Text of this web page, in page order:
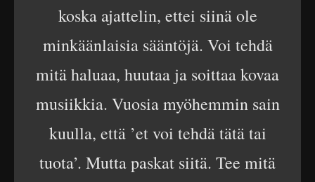
koska ajattelin, ettei siinä ole
minkäänlaisia sääntöjä. Voi tehdä
mitä haluaa, huutaa ja soittaa kovaa
musiikkia. Vuosia myöhemmin sain
kuulla, että ’et voi tehdä tätä tai
tuota’. Mutta paskat siitä. Tee mitä